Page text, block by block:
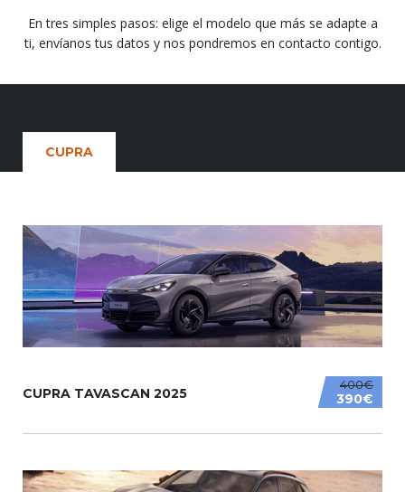
En tres simples pasos: elige el modelo que más se adapte a
ti, envíanos tus datos y nos pondremos en contacto contigo.
CUPRA
400€
390€
CUPRA TAVASCAN 2025